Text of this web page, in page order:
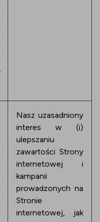
Nasz uzasadniony
interes w (i)
ulepszaniu
zawartości Strony
internetowej i
kampanii
prowadzonych na
Stronie
internetowej, jak